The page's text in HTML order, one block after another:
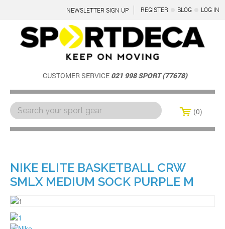
NEWSLETTER SIGN UP REGISTER BLOG LOG IN
CUSTOMER SERVICE 021 998 SPORT (77678)
0
Menu
NIKE ELITE BASKETBALL CRW
SMLX MEDIUM SOCK PURPLE M